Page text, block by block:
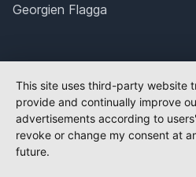
Georgien Flagga
This site uses third-party website
provide and continually improve
advertisements according to
revoke or change my consent at
future.